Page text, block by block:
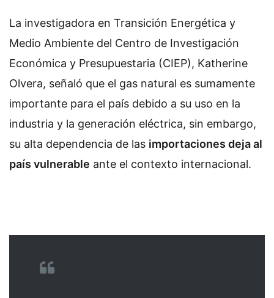
La investigadora en Transición Energética y
Medio Ambiente del Centro de Investigación
Económica y Presupuestaria (CIEP), Katherine
Olvera, señaló que el gas natural es sumamente
importante para el país debido a su uso en la
industria y la generación eléctrica, sin embargo,
su alta dependencia de las importaciones deja al
país vulnerable ante el contexto internacional.